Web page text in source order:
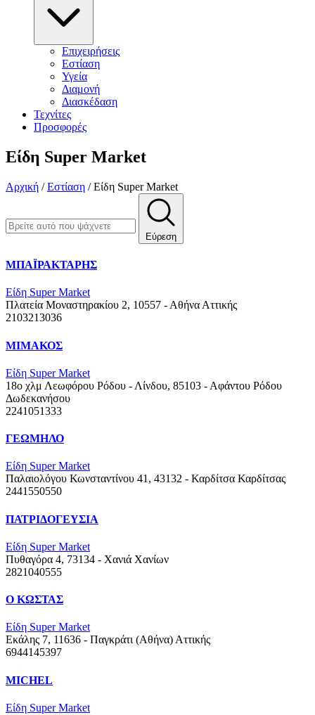
Επιχειρήσεις
Εστίαση
Υγεία
Διαμονή
Διασκέδαση
Τεχνίτες
Προσφορές
Είδη Super Market
Αρχική / Εστίαση / Είδη Super Market
Εύρεση
ΜΠΑΪΡΑΚΤΑΡΗΣ
Είδη Super Market
Πλατεία Μοναστηρακίου 2, 10557 - Αθήνα Αττικής
2103213036
ΜΙΜΑΚΟΣ
Είδη Super Market
18ο χλμ Λεωφόρου Ρόδου - Λίνδου, 85103 - Αφάντου Ρόδου
Δωδεκανήσου
2241051333
ΓΕΩΜΗΛΟ
Είδη Super Market
Παλαιολόγου Κωνσταντίνου 41, 43132 - Καρδίτσα Καρδίτσας
2441550550
ΠΑΤΡΙΔΟΓΕΥΣΙΑ
Είδη Super Market
Πυθαγόρα 4, 73134 - Χανιά Χανίων
2821040555
Ο ΚΩΣΤΑΣ
Είδη Super Market
Εκάλης 7, 11636 - Παγκράτι (Αθήνα)Αττικής
6944145397
MICHEL
Είδη Super Market